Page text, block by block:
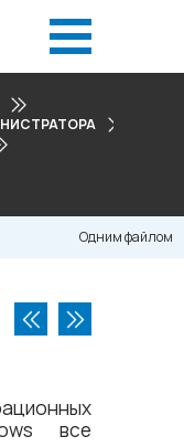
Одним файлом
все